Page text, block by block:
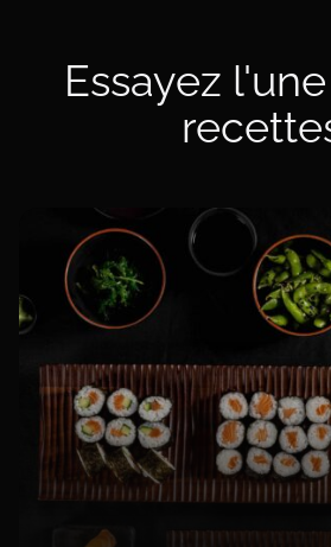
Essayez